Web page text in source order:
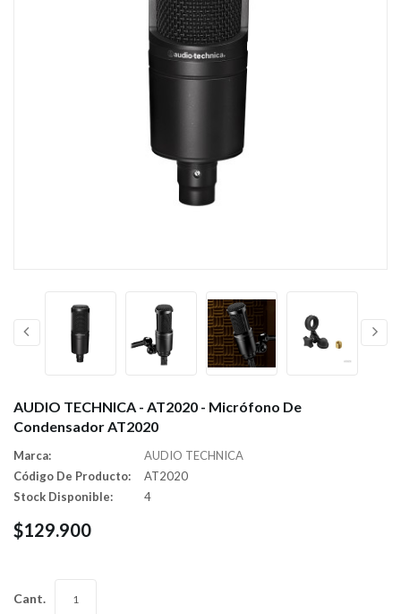
AUDIO TECHNICA - AT2020 - Micrófono De
Condensador AT2020
Marca:
AUDIO TECHNICA
Código De Producto:
AT2020
Stock Disponible:
4
$129.900
Cant.